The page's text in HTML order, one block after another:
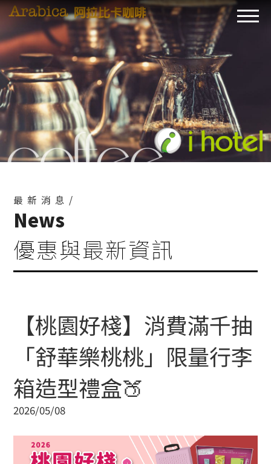
最新消息/
News
優惠與最新資訊
【桃園好棧】消費滿千抽
「舒華樂桃桃」限量行李
箱造型禮盒🍑
2026/05/08